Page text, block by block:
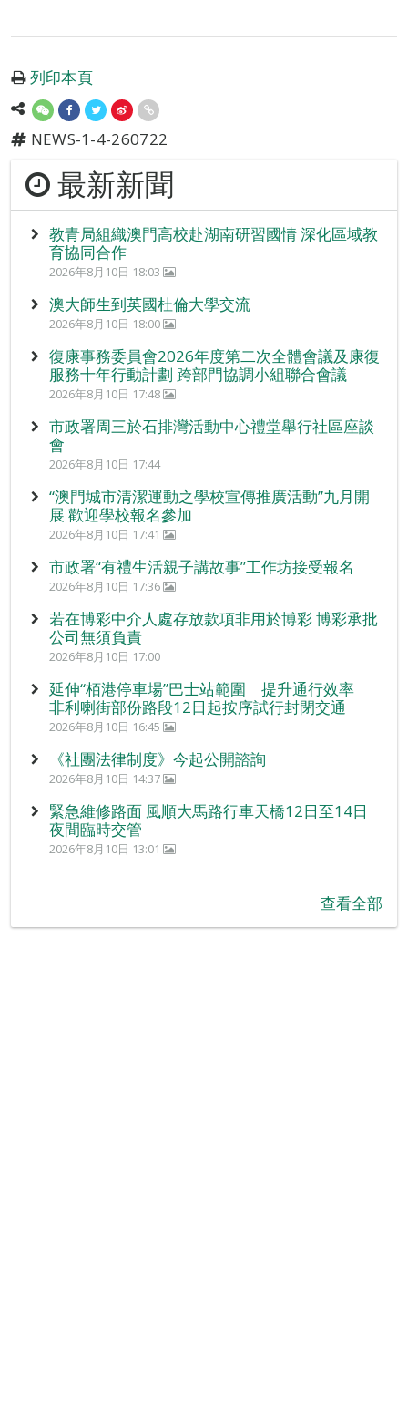
列印本頁
NEWS-1-4-260722
最新新聞
教青局組織澳門高校赴湖南研習國情 深化區域教
育協同合作
2026年8月10日 18:03
澳大師生到英國杜倫大學交流
2026年8月10日 18:00
復康事務委員會2026年度第二次全體會議及康復
服務十年行動計劃 跨部門協調小組聯合會議
2026年8月10日 17:48
市政署周三於石排灣活動中心禮堂舉行社區座談
會
2026年8月10日 17:44
“澳門城市清潔運動之學校宣傳推廣活動”九月開
展 歡迎學校報名參加
2026年8月10日 17:41
市政署“有禮生活親子講故事”工作坊接受報名
2026年8月10日 17:36
若在博彩中介人處存放款項非用於博彩 博彩承批
公司無須負責
2026年8月10日 17:00
延伸“栢港停車場”巴士站範圍 提升通行效率
非利喇街部份路段12日起按序試行封閉交通
2026年8月10日 16:45
《社團法律制度》今起公開諮詢
2026年8月10日 14:37
緊急維修路面 風順大馬路行車天橋12日至14日
夜間臨時交管
2026年8月10日 13:01
查看全部